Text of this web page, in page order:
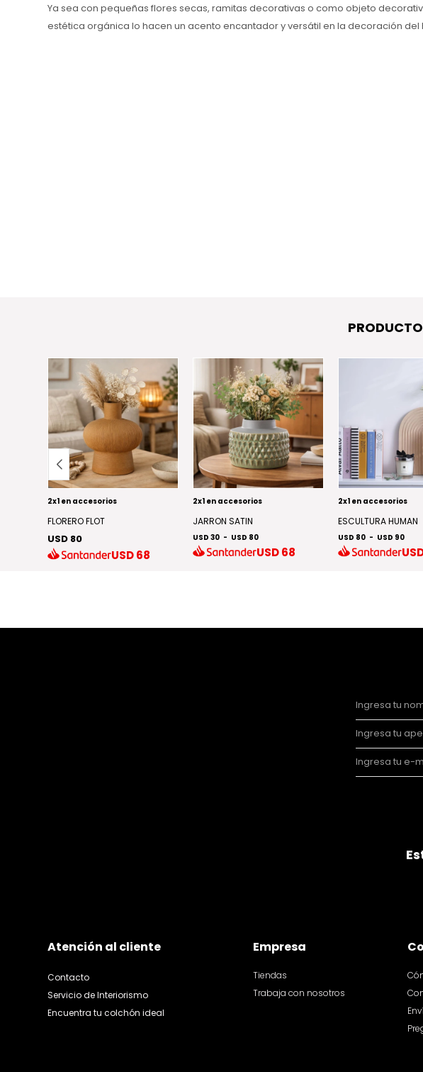
Ya sea con pequeñas flores secas, ramitas decorativas o como objeto
estética orgánica lo hacen un acento encantador y versátil en la decoración del
2x1 en accesorios
FLORERO FLOT
USD 80
USD68
2x1 en accesorios
JARRON SATIN
USD 30 - USD 80
USD68
2x1 en accesorios
ESCULTURA HUMAN
USD 80 - USD 90
Atención al cliente
Contacto
Servicio de Interiorismo
Encuentra tu colchón ideal
Empresa
Tiendas
Trabaja con nosotros